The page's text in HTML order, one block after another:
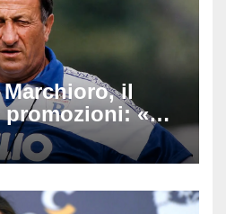
il
«Ha
indimenticabili